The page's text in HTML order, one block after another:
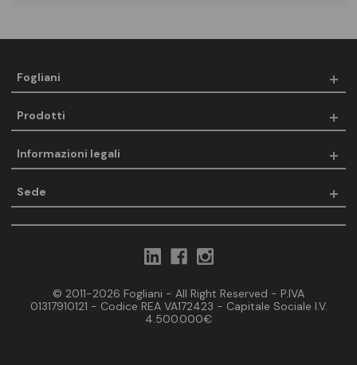
Fogliani
Prodotti
Informazioni legali
Sede
© 2011-2026 Fogliani - All Right Reserved - P.IVA
01317910121 - Codice REA VA172423 - Capitale Sociale I.V.
4.500.000€